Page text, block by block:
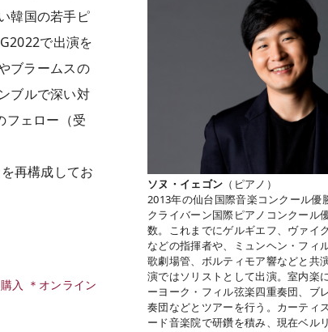
韓国の若手ピ
で出演を
ブラームスの
ブルで深い対
フェロー（受
再構成してお
入 ＊オンライン
ソヌ・イェゴン （ピアノ）
2013年の仙台国際音楽コンクール優
クライバーン国際ピアノコンクール
数。これまでにゲルギエフ、ヴァイ
などの指揮者や、ミュンヘン・フィ
歌劇場管、ボルティモア響などと共
演ではソリストとして出演。室内楽
ーヨーク・フィル弦楽四重奏団、ブ
奏団などとツアーを行う。カーティ
ード音楽院で研鑽を積み、現在ベ